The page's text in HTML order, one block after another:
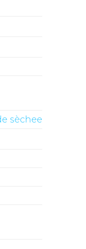
sèchee